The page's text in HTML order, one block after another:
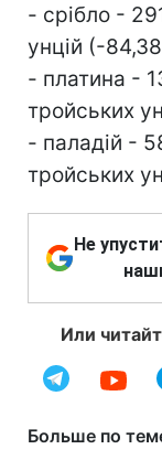
- срібло -
унцій (-
- платина -
тройських
- паладій -
тройських
Не
Или
Больше по